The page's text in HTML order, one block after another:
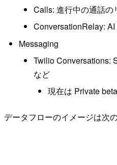
Calls: 進行中の通話の
ConversationRelay:
Messaging
Twilio Conversations:
など
現在は Private
データフローのイメージは次の